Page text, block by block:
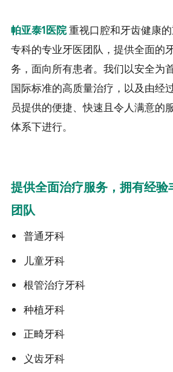
帕亚泰1医院重视口腔和牙齿健康
专科的专业牙医团队，提供全面的
务，面向所有患者。我们以安全为
国际标准的高质量治疗，以及由经
员提供的便捷、快速且令人满意的
体系下进行。
提供全面治疗服务，拥有经验
团队
普通牙科
儿童牙科
根管治疗牙科
种植牙科
正畸牙科
义齿牙科